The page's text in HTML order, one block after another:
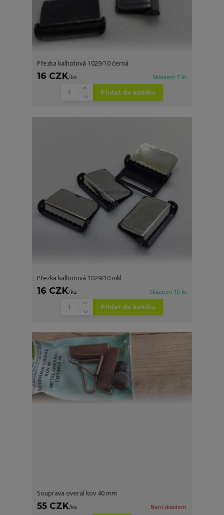
Přezka kalhotová 1029/10 černá
16 CZK/ks Skladem 7 ks
Přidat do košíku
Přezka kalhotová 1029/10 nikl
16 CZK/ks Skladem 10 ks
Přidat do košíku
Souprava overal kov 40 mm
55 CZK/ks Není skladem